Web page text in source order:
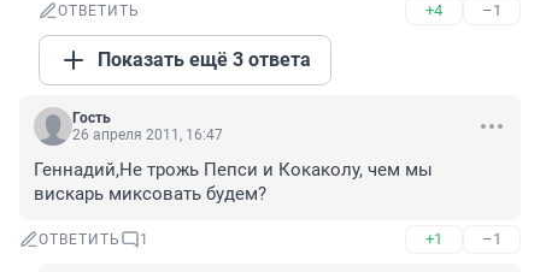
ОТВЕТИТЬ +4 –1
Показать ещё 3 ответа
Гость
26 апреля 2011, 16:47
Геннадий,Не трожь Пепси и Кокаколу, чем мы
вискарь миксовать будем?
ОТВЕТИТЬ 1 +1 –1